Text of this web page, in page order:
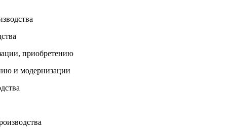
приобретению
и модернизации